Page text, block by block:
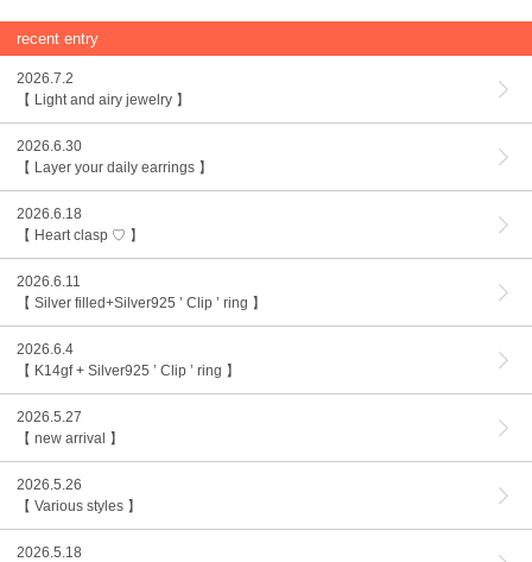
recent entry
2026.7.2
【 Light and airy jewelry 】
2026.6.30
【 Layer your daily earrings 】
2026.6.18
【 Heart clasp ♡ 】
2026.6.11
【 Silver filled+Silver925 ’ Clip ’ ring 】
2026.6.4
【 K14gf + Silver925 ’ Clip ’ ring 】
2026.5.27
【 new arrival 】
2026.5.26
【 Various styles 】
2026.5.18